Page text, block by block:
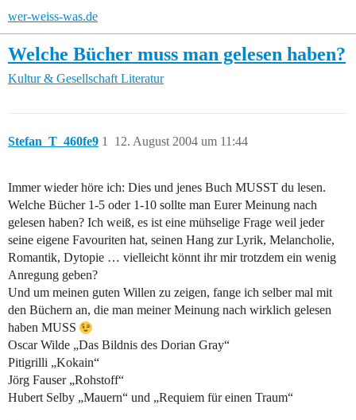
wer-weiss-was.de
Welche Bücher muss man gelesen haben?
Kultur & Gesellschaft Literatur
Stefan_T_460fe9 12. August 2004 um 11:44
1
Immer wieder höre ich: Dies und jenes Buch MUSST du lesen.
Welche Bücher 1-5 oder 1-10 sollte man Eurer Meinung nach
gelesen haben? Ich weiß, es ist eine mühselige Frage weil jeder
seine eigene Favouriten hat, seinen Hang zur Lyrik, Melancholie,
Romantik, Dytopie … vielleicht könnt ihr mir trotzdem ein wenig
Anregung geben?
Und um meinen guten Willen zu zeigen, fange ich selber mal mit
den Büchern an, die man meiner Meinung nach wirklich gelesen
haben MUSS
Oscar Wilde „Das Bildnis des Dorian Gray“
Pitigrilli „Kokain“
Jörg Fauser „Rohstoff“
Hubert Selby „Mauern“ und „Requiem für einen Traum“